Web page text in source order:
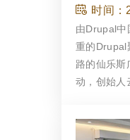
时间：
由Drupal中
重的Drupal
路的仙乐斯
动，创始人